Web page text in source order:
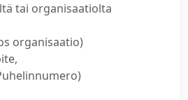
tai organisaatiolta
organisaatio)